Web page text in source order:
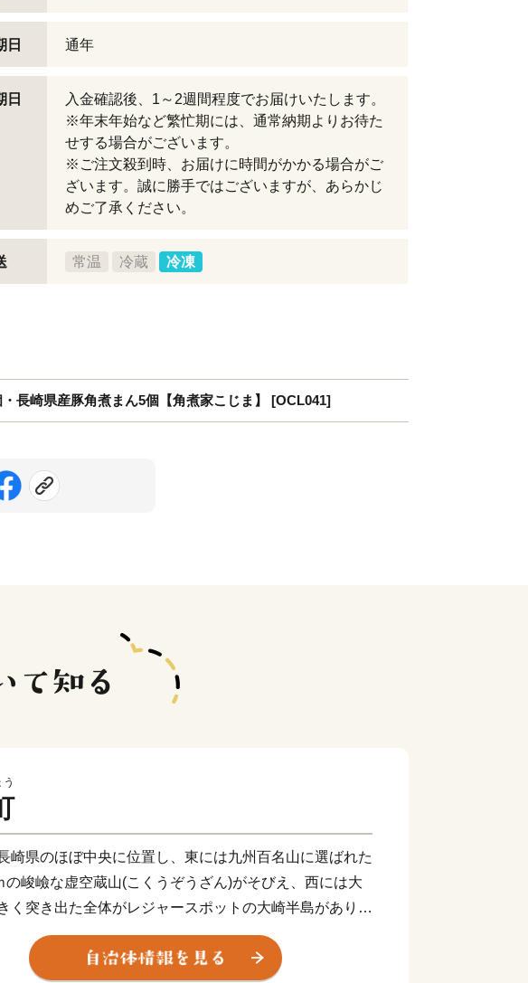
日 通年
日
入金確認後、1～2週間程度でお届けいたします。
※年末年始など繁忙期には、通常納期よりお待た
せする場合がございます。
※ご注文殺到時、お届けに時間がかかる場合がご
ざいます。誠に勝手ではございますが、あらかじ
めご了承ください。
常温 冷蔵 冷凍
長崎県産豚角煮まん5個【角煮家こじま】 [OCL041]
崎県のほぼ中央に位置し、東には九州百名山に選ばれた
の峻嶮な虚空蔵山(こくうぞうざん)がそびえ、西には大
く突き出た全体がレジャースポットの大崎半島がありま
心部には川棚川が流れ、波静かな大村湾にそそいでいま